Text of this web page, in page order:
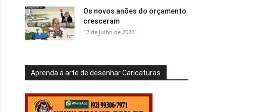
Os novos anões do orçamento
cresceram
12 de julho de 2026
Aprenda a arte de desenhar Caricaturas